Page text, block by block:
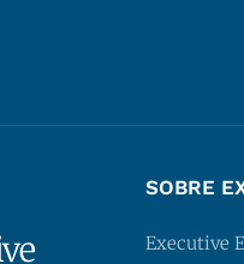
SOBRE
Executive